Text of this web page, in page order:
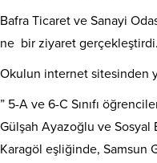
Bafra Ticaret ve Sanayi
ne bir ziyaret gerçekleştirdi.
Okulun internet sitesinden
” 5-A ve 6-C Sınıfı
Gülşah Ayazoğlu ve
Karagöl eşliğinde, Samsun